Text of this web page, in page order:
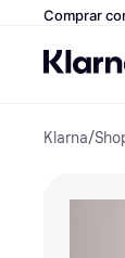
Comprar
Klarna/